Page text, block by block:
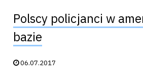
Polscy policjanci w
bazie
Data publikacji:
06.07.2017